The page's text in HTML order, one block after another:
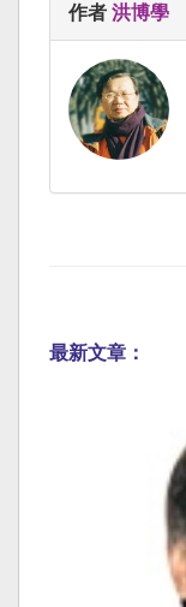
作者 洪博學
最新文章：